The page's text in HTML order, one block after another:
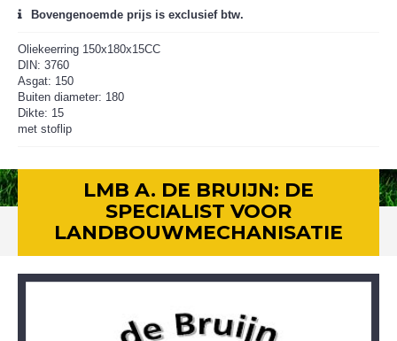
Bovengenoemde prijs is exclusief btw.
Oliekeerring 150x180x15CC
DIN: 3760
Asgat: 150
Buiten diameter: 180
Dikte: 15
met stoflip
LMB A. DE BRUIJN: DE
SPECIALIST VOOR
LANDBOUWMECHANISATIE